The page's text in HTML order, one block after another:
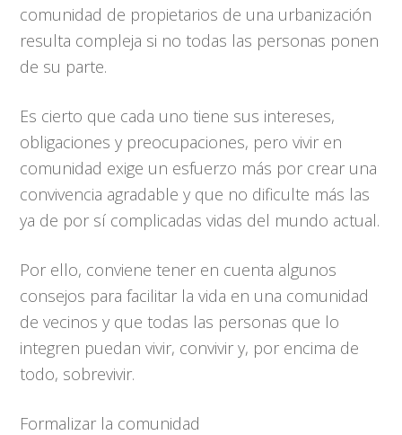
comunidad de propietarios de una urbanización
resulta compleja si no todas las personas ponen
de su parte.
Es cierto que cada uno tiene sus intereses,
obligaciones y preocupaciones, pero vivir en
comunidad exige un esfuerzo más por crear una
convivencia agradable y que no dificulte más las
ya de por sí complicadas vidas del mundo actual.
Por ello, conviene tener en cuenta algunos
consejos para facilitar la vida en una comunidad
de vecinos y que todas las personas que lo
integren puedan vivir, convivir y, por encima de
todo, sobrevivir.
Formalizar la comunidad